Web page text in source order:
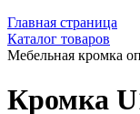
Главная страница
Каталог товаров
Мебельная кромка
Кромка